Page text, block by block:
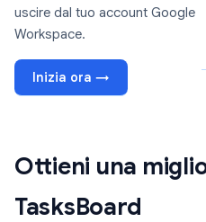
uscire dal tuo account Google
Workspace.
Inizia ora →
Ottieni una
TasksBoard